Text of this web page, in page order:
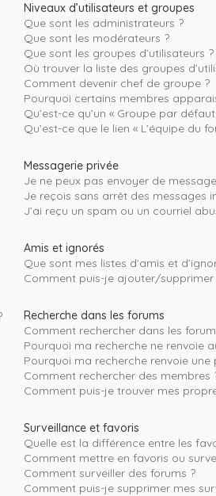
Niveaux d’utilisateurs et groupes
Que sont les administrateurs ?
Que sont les modérateurs ?
Que sont les groupes d’utilisateurs ?
Où trouver la liste des groupes
Comment devenir chef de groupe ?
Pourquoi certains membres
Qu’est-ce qu’un « Groupe par défaut
Qu’est-ce que le lien « L’équipe du
Messagerie privée
Je ne peux pas envoyer de
Je reçois sans arrêt des messages
J’ai reçu un spam ou un courriel
Amis et ignorés
Que sont mes listes d’amis et
Comment puis-je ajouter/supprimer
Recherche dans les forums
Comment rechercher dans les
Pourquoi ma recherche ne renvoie
Pourquoi ma recherche renvoie une
Comment rechercher des membres
Comment puis-je trouver mes
Surveillance et favoris
Quelle est la différence entre les
Comment mettre en favoris ou
Comment surveiller des forums ?
Comment puis-je supprimer mes